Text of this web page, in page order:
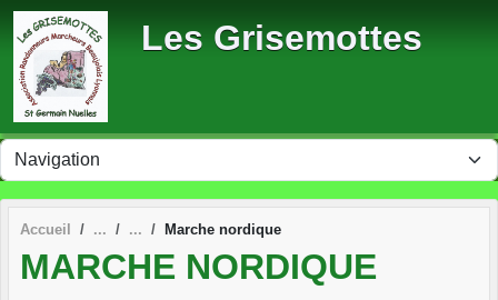
Les Grisemottes
Accueil Marche nordique
MARCHE NORDIQUE
Panneau de gestion des cookies